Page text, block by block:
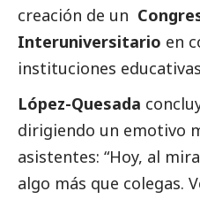
creación de un
Interuniversitario en
instituciones
López-Quesada
dirigiendo un emotivo
asistentes: “Hoy, al
algo más que colegas.